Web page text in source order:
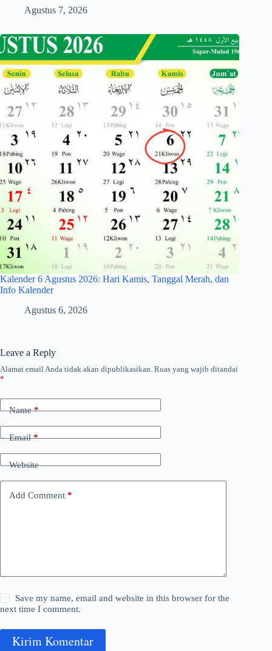
Agustus 7, 2026
Kalender 6 Agustus 2026: Hari Kamis, Tanggal Merah, dan
Info Kalender
Agustus 6, 2026
Leave a Reply
Alamat email Anda tidak akan dipublikasikan. Ruas yang wajib ditandai
*
Name*
Email*
Website
Add Comment *
Save my name, email and website in this browser for the
next time I comment.
Kirim Komentar